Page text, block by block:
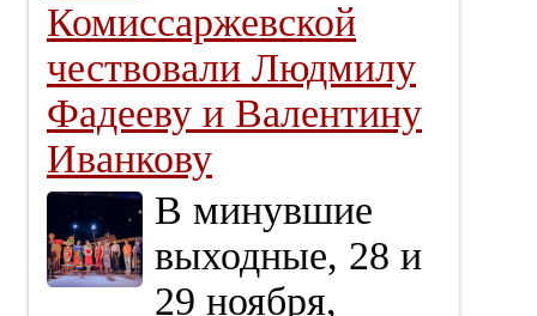
Комиссаржевской
чествовали Людмилу
Фадееву и Валентину
Иванкову
В минувшие
выходные, 28 и
29 ноября,